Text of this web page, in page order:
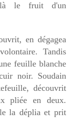
le fruit d'un
en dégagea
Tandis
feuille blanche
noir. Soudain
découvrit
pliée en deux.
la déplia et prit